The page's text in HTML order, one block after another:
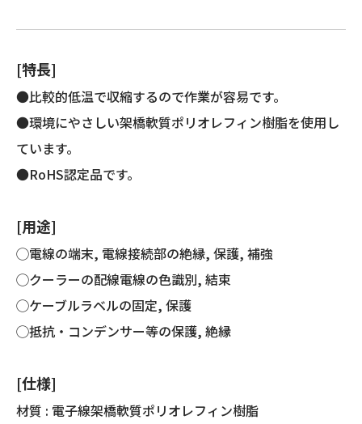
[特長]
●比較的低温で収縮するので作業が容易です。
●環境にやさしい架橋軟質ポリオレフィン樹脂を使用し
ています。
●RoHS認定品です。
[用途]
◯電線の端末, 電線接続部の絶縁, 保護, 補強
◯クーラーの配線電線の色識別, 結束
◯ケーブルラベルの固定, 保護
◯抵抗・コンデンサー等の保護, 絶縁
[仕様]
材質 : 電子線架橋軟質ポリオレフィン樹脂